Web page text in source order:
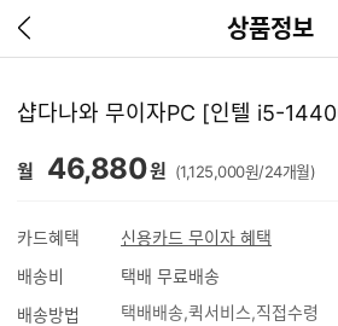
상품정보
이
지
기
샵다나와 무이자PC [인텔 i5-
월 46,880원 (1,125,000원/24개월)
카드혜택
신용카드 무이자 혜택
배송비
택배 무료배송
배송방법
택배배송 퀵서비스 직접수령